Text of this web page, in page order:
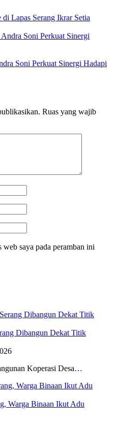
Lapas Serang Ikrar Setia
Soni Perkuat Sinergi Hadapi
Ruas yang wajib
web saya pada peramban ini
Dibangun Dekat Titik
Koperasi Desa…
Warga Binaan Ikut Adu